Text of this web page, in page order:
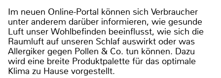
Im neuen Online-Portal können sich Verbraucher
unter anderem darüber informieren, wie gesunde
Luft unser Wohlbefinden beeinflusst, wie sich die
Raumluft auf unseren Schlaf auswirkt oder was
Allergiker gegen Pollen & Co. tun können. Dazu
wird eine breite Produktpalette für das optimale
Klima zu Hause vorgestellt.